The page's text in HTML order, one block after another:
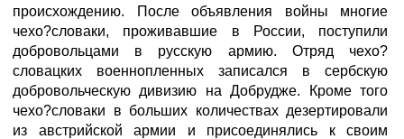
происхождению. После объявления войны многие
чехо?словаки, проживавшие в России, поступили
добровольцами в русскую армию. Отряд чехо?
словацких военнопленных записался в сербскую
добровольческую дивизию на Добрудже. Кроме того
чехо?словаки в больших количествах дезертировали
из австрийской армии и присоединялись к своим